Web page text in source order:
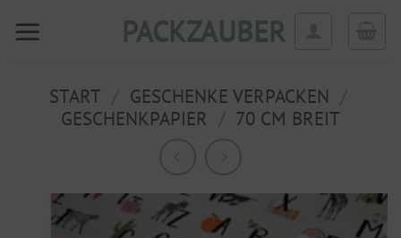
Inhalt
PACKZAUBER
START GESCHENKE VERPACKEN
GESCHENKPAPIER
70 CM BREIT